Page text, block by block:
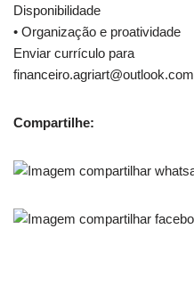
Disponibilidade
• Organização e proatividade
Enviar currículo para
financeiro.agriart@outlook.com
Compartilhe: